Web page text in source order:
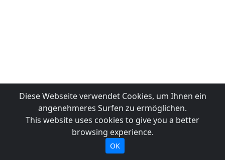
Diese Webseite verwendet Cookies, um Ihnen ein
angenehmeres Surfen zu ermöglichen.
This website uses cookies to give you a better
browsing experience.
OK